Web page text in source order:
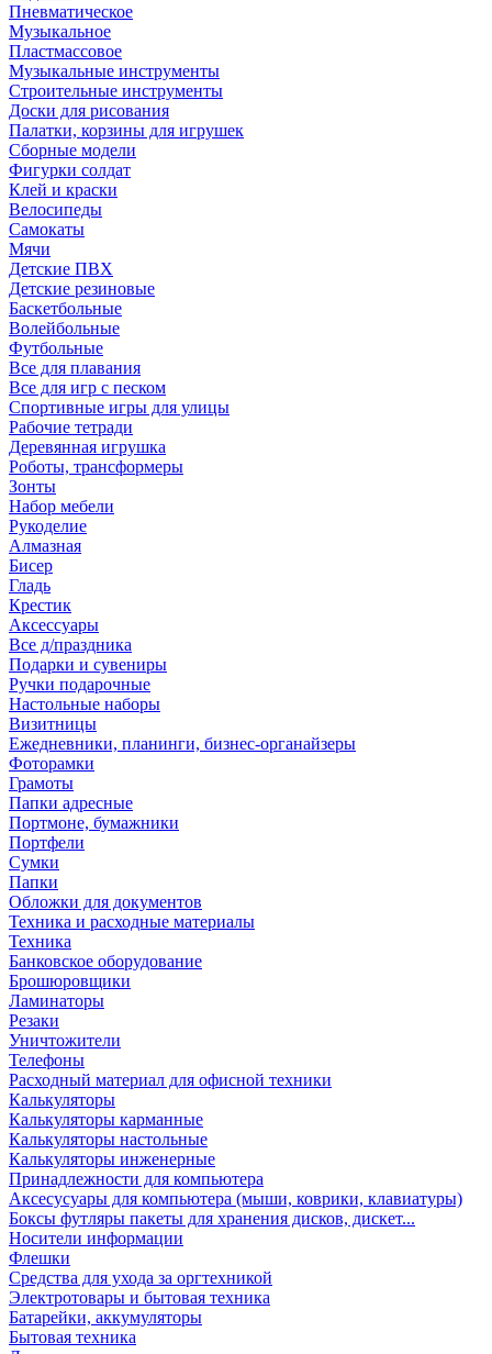
Пневматическое
Музыкальное
Пластмассовое
Музыкальные инструменты
Строительные инструменты
Доски для рисования
Палатки, корзины для игрушек
Сборные модели
Фигурки солдат
Клей и краски
Велосипеды
Самокаты
Мячи
Детские ПВХ
Детские резиновые
Баскетбольные
Волейбольные
Футбольные
Все для плавания
Все для игр с песком
Спортивные игры для улицы
Рабочие тетради
Деревянная игрушка
Роботы, трансформеры
Зонты
Набор мебели
Рукоделие
Алмазная
Бисер
Гладь
Крестик
Аксессуары
Все д/праздника
Подарки и сувениры
Ручки подарочные
Настольные наборы
Визитницы
Ежедневники, планинги, бизнес-органайзеры
Фоторамки
Грамоты
Папки адресные
Портмоне, бумажники
Портфели
Сумки
Папки
Обложки для документов
Техника и расходные материалы
Техника
Банковское оборудование
Брошюровщики
Ламинаторы
Резаки
Уничтожители
Телефоны
Расходный материал для офисной техники
Калькуляторы
Калькуляторы карманные
Калькуляторы настольные
Калькуляторы инженерные
Принадлежности для компьютера
Аксесусуары для компьютера (мыши, коврики, клавиатуры)
Боксы футляры пакеты для хранения дисков, дискет...
Носители информации
Флешки
Средства для ухода за оргтехникой
Электротовары и бытовая техника
Батарейки, аккумуляторы
Бытовая техника